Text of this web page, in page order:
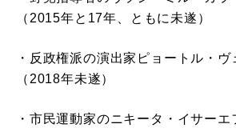
（2015年と17年、ともに未遂）
・反政権派の演出家ピョートル・
（2018年未遂）
・市民運動家のニキータ・イサーエ